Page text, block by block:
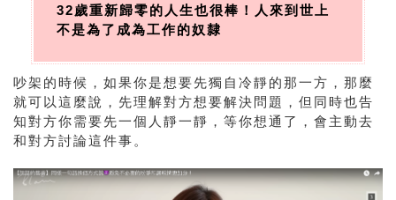
32歲重新歸零的人生也很棒！人來到世上
不是為了成為工作的奴隸
吵架的時候，如果你是想要先獨自冷靜的那一方，那麼
就可以這麼說，先理解對方想要解決問題，但同時也告
知對方你需要先一個人靜一靜，等你想通了，會主動去
和對方討論這件事。